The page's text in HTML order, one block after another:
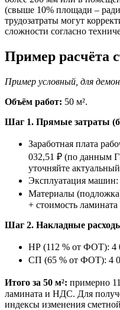
(свыше 10% площади –
трудозатраты могут
сложности согласно
Пример расчёта
Пример условный, для
Объём работ: 50 м².
Шаг 1. Прямые затраты
Заработная плата
032,51 ₽ (по данным
уточняйте
Эксплуатация машин:
Материалы
+ стоимость
Шаг 2. Накладные
НР (112 % от ФОТ): 4
СП (65 % от ФОТ): 4
Итого за 50 м²: примерно
ламината и НДС. Для
индексы изменения